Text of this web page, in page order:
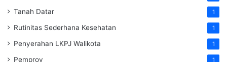
Tanah Datar 1
Rutinitas Sederhana Kesehatan 1
Penyerahan LKPJ Walikota 1
Pemprov 1